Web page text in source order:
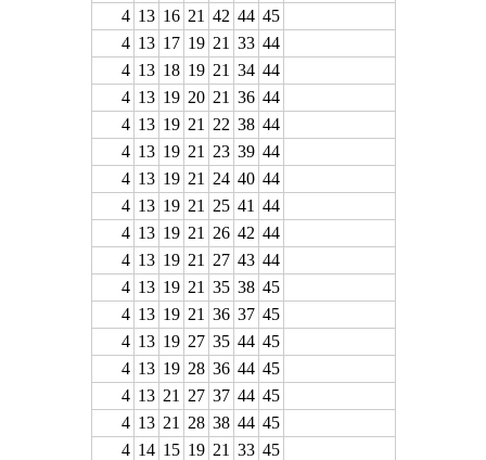
4 13 16 21 42 44 45
4 13 17 19 21 33 44
4 13 18 19 21 34 44
4 13 19 20 21 36 44
4 13 19 21 22 38 44
4 13 19 21 23 39 44
4 13 19 21 24 40 44
4 13 19 21 25 41 44
4 13 19 21 26 42 44
4 13 19 21 27 43 44
4 13 19 21 35 38 45
4 13 19 21 36 37 45
4 13 19 27 35 44 45
4 13 19 28 36 44 45
4 13 21 27 37 44 45
4 13 21 28 38 44 45
4 14 15 19 21 33 45